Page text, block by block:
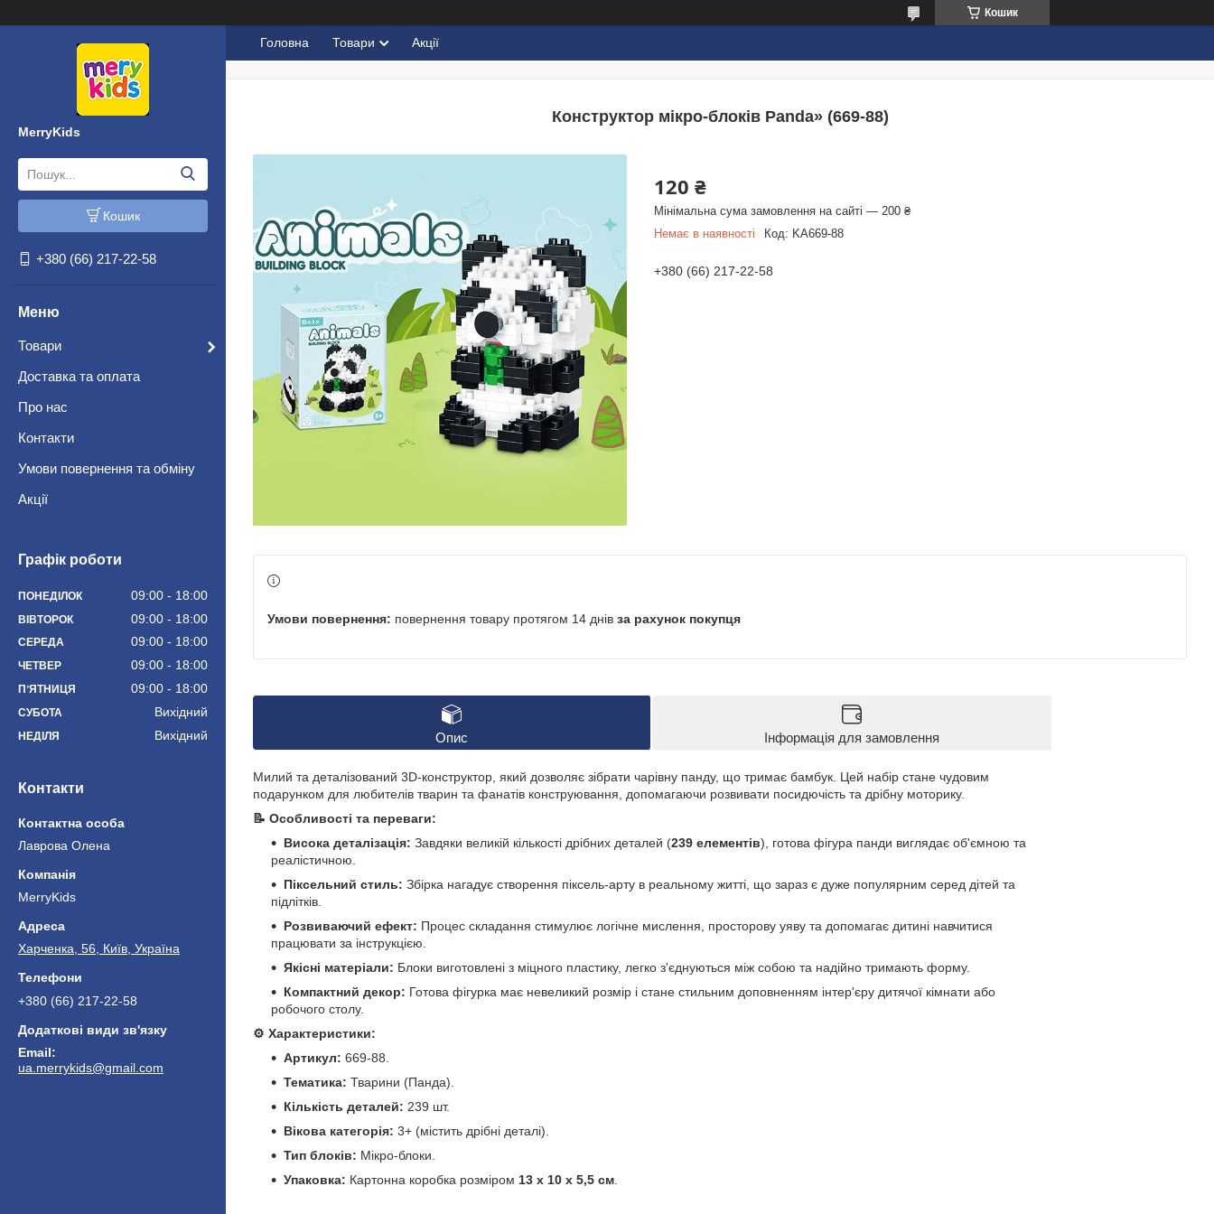
Кошик
MerryKids
Кошик
+380 (66) 217-22-58
Товари
Доставка та оплата
Про нас
Контакти
Умови повернення та обміну
Акції
Графік роботи
ПОНЕДІЛОК 09:00 18:00
ВІВТОРОК 09:00 18:00
СЕРЕДА 09:00 18:00
ЧЕТВЕР 09:00 18:00
ПʼЯТНИЦЯ 09:00 18:00
СУБОТА Вихідний
НЕДІЛЯ Вихідний
Контакти
Лаврова Олена
MerryKids
Харченка, 56, Київ, Україна
+380 (66) 217-22-58
ua.merrykids@gmail.com
Головна Товари Акції
Конструктор мікро-блоків Panda» (669-88)
120 ₴
Мінімальна сума замовлення на сайті — 200 ₴
Немає в наявності
Код: KA669-88
+380 (66) 217-22-58
повернення товару протягом 14 днів за рахунок покупця
Опис Інформація для замовлення
Милий та деталізований 3D-конструктор, який дозволяє зібрати чарівну панду, що тримає бамбук. Цей набір стане чудовим
подарунком для любителів тварин та фанатів конструювання, допомагаючи розвивати посидючість та дрібну моторику.
📝 Особливості та переваги:
Висока деталізація: Завдяки великій кількості дрібних деталей (239 елементів), готова фігура панди виглядає об'ємною та
реалістичною.
Піксельний стиль: Збірка нагадує створення піксель-арту в реальному житті, що зараз є дуже популярним серед дітей та
підлітків.
Розвиваючий ефект: Процес складання стимулює логічне мислення, просторову уяву та допомагає дитині навчитися
працювати за інструкцією.
Якісні матеріали: Блоки виготовлені з міцного пластику, легко з'єднуються між собою та надійно тримають форму.
Компактний декор: Готова фігурка має невеликий розмір і стане стильним доповненням інтер'єру дитячої кімнати або
робочого столу.
⚙️ Характеристики:
Артикул: 669-88.
Тематика: Тварини (Панда).
Кількість деталей: 239 шт.
Вікова категорія: 3+ (містить дрібні деталі).
Тип блоків: Мікро-блоки.
Упаковка: Картонна коробка розміром 13 х 10 х 5,5 см